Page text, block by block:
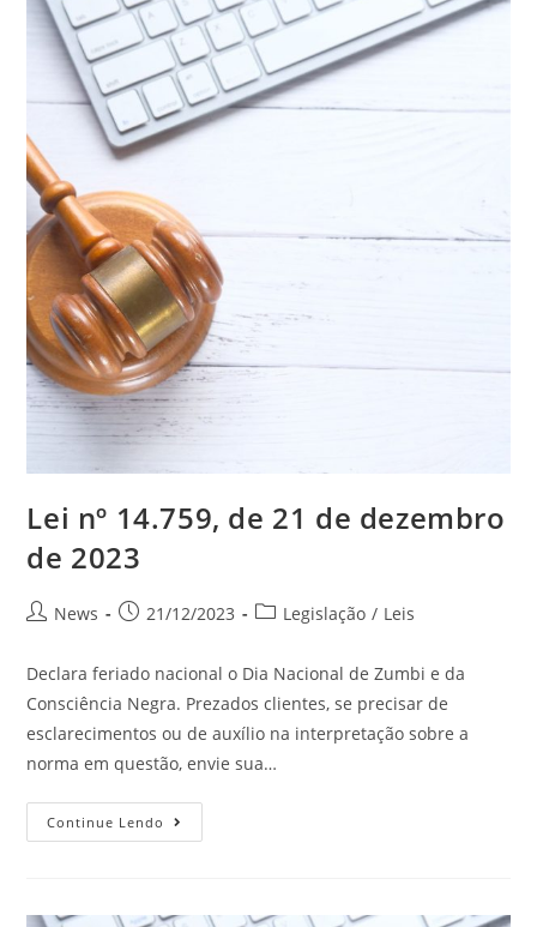
Lei nº 14.759, de 21 de dezembro
de 2023
News 21/12/2023 Legislação / Leis
Declara feriado nacional o Dia Nacional de Zumbi e da
Consciência Negra. Prezados clientes, se precisar de
esclarecimentos ou de auxílio na interpretação sobre a
norma em questão, envie sua…
Continue Lendo